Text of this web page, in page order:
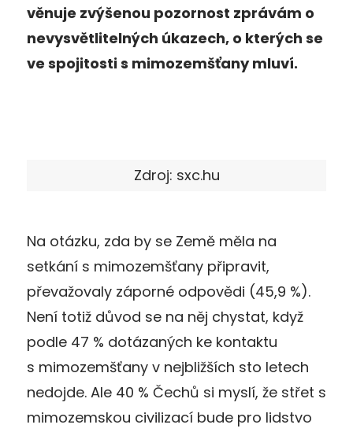
věnuje zvýšenou pozornost zprávám o
nevysvětlitelných úkazech, o kterých se
ve spojitosti s mimozemšťany mluví.
Zdroj: sxc.hu
Na otázku, zda by se Země měla na
setkání s mimozemšťany připravit,
převažovaly záporné odpovědi (45,9 %).
Není totiž důvod se na něj chystat, když
podle 47 % dotázaných ke kontaktu
s mimozemšťany v nejbližších sto letech
nedojde. Ale 40 % Čechů si myslí, že střet s
mimozemskou civilizací bude pro lidstvo